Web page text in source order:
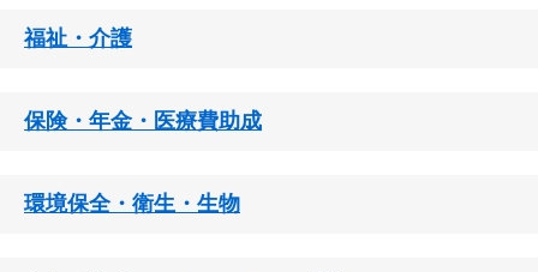
福祉・介護
保険・年金・医療費助成
環境保全・衛生・生物